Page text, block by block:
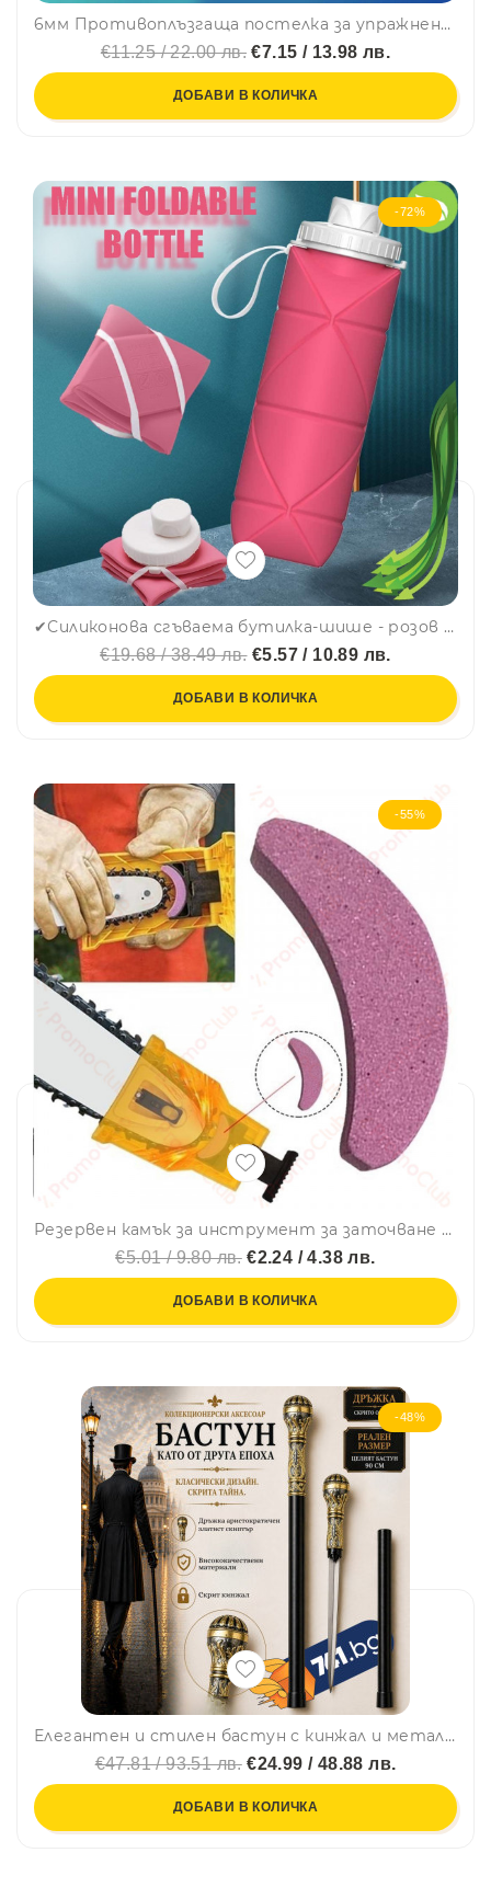
6мм Противоплъзгаща постелка за упражнения, гимнастика, йога и др. - 4371
€11.25 / 22.00 лв. €7.15 / 13.98 лв.
ДОБАВИ В КОЛИЧКА
-72%
✔Силиконова сгъваема бутилка-шише - розов цвят, 600ml, КРАЙ С ПЛАСТМАСАТА, MINI FOLDABLE BOTTLE
€19.68 / 38.49 лв.€5.57 / 10.89 лв.
ДОБАВИ В КОЛИЧКА
-55%
Резервен камък за инструмент за заточване на верига - точило за вериги
€5.01 / 9.80 лв.€2.24 / 4.38 лв.
ДОБАВИ В КОЛИЧКА
-48%
Елегантен и стилен бастун с кинжал и метална дръжка златен скиптър
€47.81 / 93.51 лв.€24.99 / 48.88 лв.
ДОБАВИ В КОЛИЧКА